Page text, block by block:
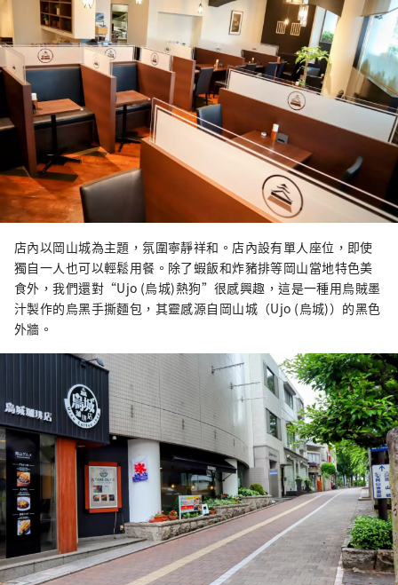
店內以岡山城為主題，氛圍寧靜祥和。店內設有單人座位，即使
獨自一人也可以輕鬆用餐。除了蝦飯和炸豬排等岡山當地特色美
食外，我們還對“Ujo (烏城)熱狗”很感興趣，這是一種用烏賊墨
汁製作的烏黑手撕麵包，其靈感源自岡山城（Ujo (烏城)）的黑色
外牆。